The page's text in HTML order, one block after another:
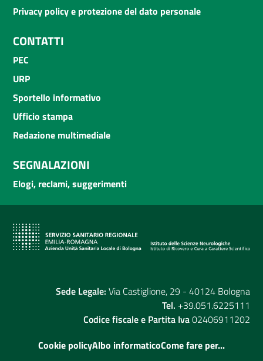
Privacy policy e protezione del dato personale
CONTATTI
PEC
URP
Sportello informativo
Ufficio stampa
Redazione multimediale
SEGNALAZIONI
Elogi, reclami, suggerimenti
Sede Legale: Via Castiglione, 29 - 40124 Bologna
Tel. +39.051.6225111
Codice fiscale e Partita Iva02406911202
Cookie policyAlbo informaticoCome fare per...